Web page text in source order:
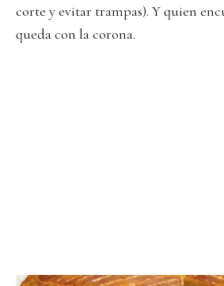
corte y evitar trampas). Y quien
queda con la corona.